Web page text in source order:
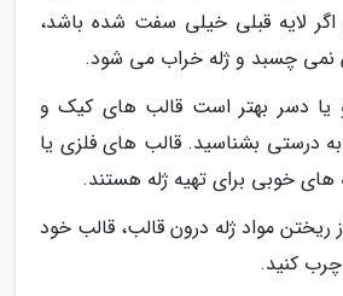
اگر لایه قبلی خیلی سفت شده باشد،
نمی چسبد و ژله خراب می شود.
و یا دسر بهتر است قالب های کیک و
درستی بشناسید. قالب های فلزی یا
های خوبی برای تهیه ژله هستند.
ریختن مواد ژله درون قالب، قالب خود
کنید.